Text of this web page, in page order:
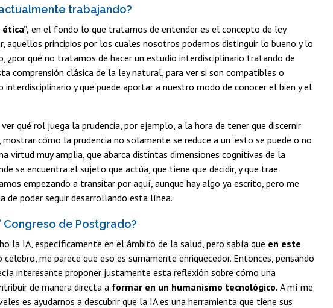
trabajando?
en el fondo lo que tratamos de entender es el concepto de ley
aquellos principios por los cuales nosotros podemos distinguir lo bueno y lo
¿por qué no tratamos de hacer un estudio interdisciplinario tratando de
comprensión clásica de la ley natural, para ver si son compatibles o
y qué puede aportar a nuestro modo de conocer el bien y el
ver qué rol juega la prudencia, por ejemplo, a la hora de tener que discernir
cómo la prudencia no solamente se reduce a un “esto se puede o no
virtud muy amplia, que abarca distintas dimensiones cognitivas de la
se encuentra el sujeto que actúa, que tiene que decidir, y que trae
empezando a transitar por aquí, aunque hay algo ya escrito, pero me
de poder seguir desarrollando esta línea.
Congreso de Postgrado?
la IA, específicamente en el ámbito de la salud, pero sabía que en este
me parece que eso es sumamente enriquecedor. Entonces, pensando
interesante proponer justamente esta reflexión sobre cómo una
de manera directa a formar en un humanismo tecnológico. A mí me
es ayudarnos a descubrir que la IA es una herramienta que tiene sus